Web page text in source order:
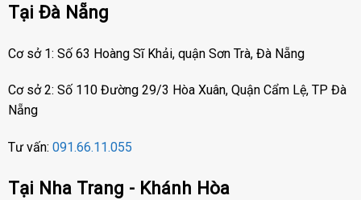
Tại Đà Nẵng
Cơ sở 1: Số 63 Hoàng Sĩ Khải, quận Sơn Trà, Đà Nẵng
Cơ sở 2: Số 110 Đường 29/3 Hòa Xuân, Quận Cẩm Lệ, TP Đà
Nẵng
Tư vấn: 091.66.11.055
Tại Nha Trang - Khánh Hòa